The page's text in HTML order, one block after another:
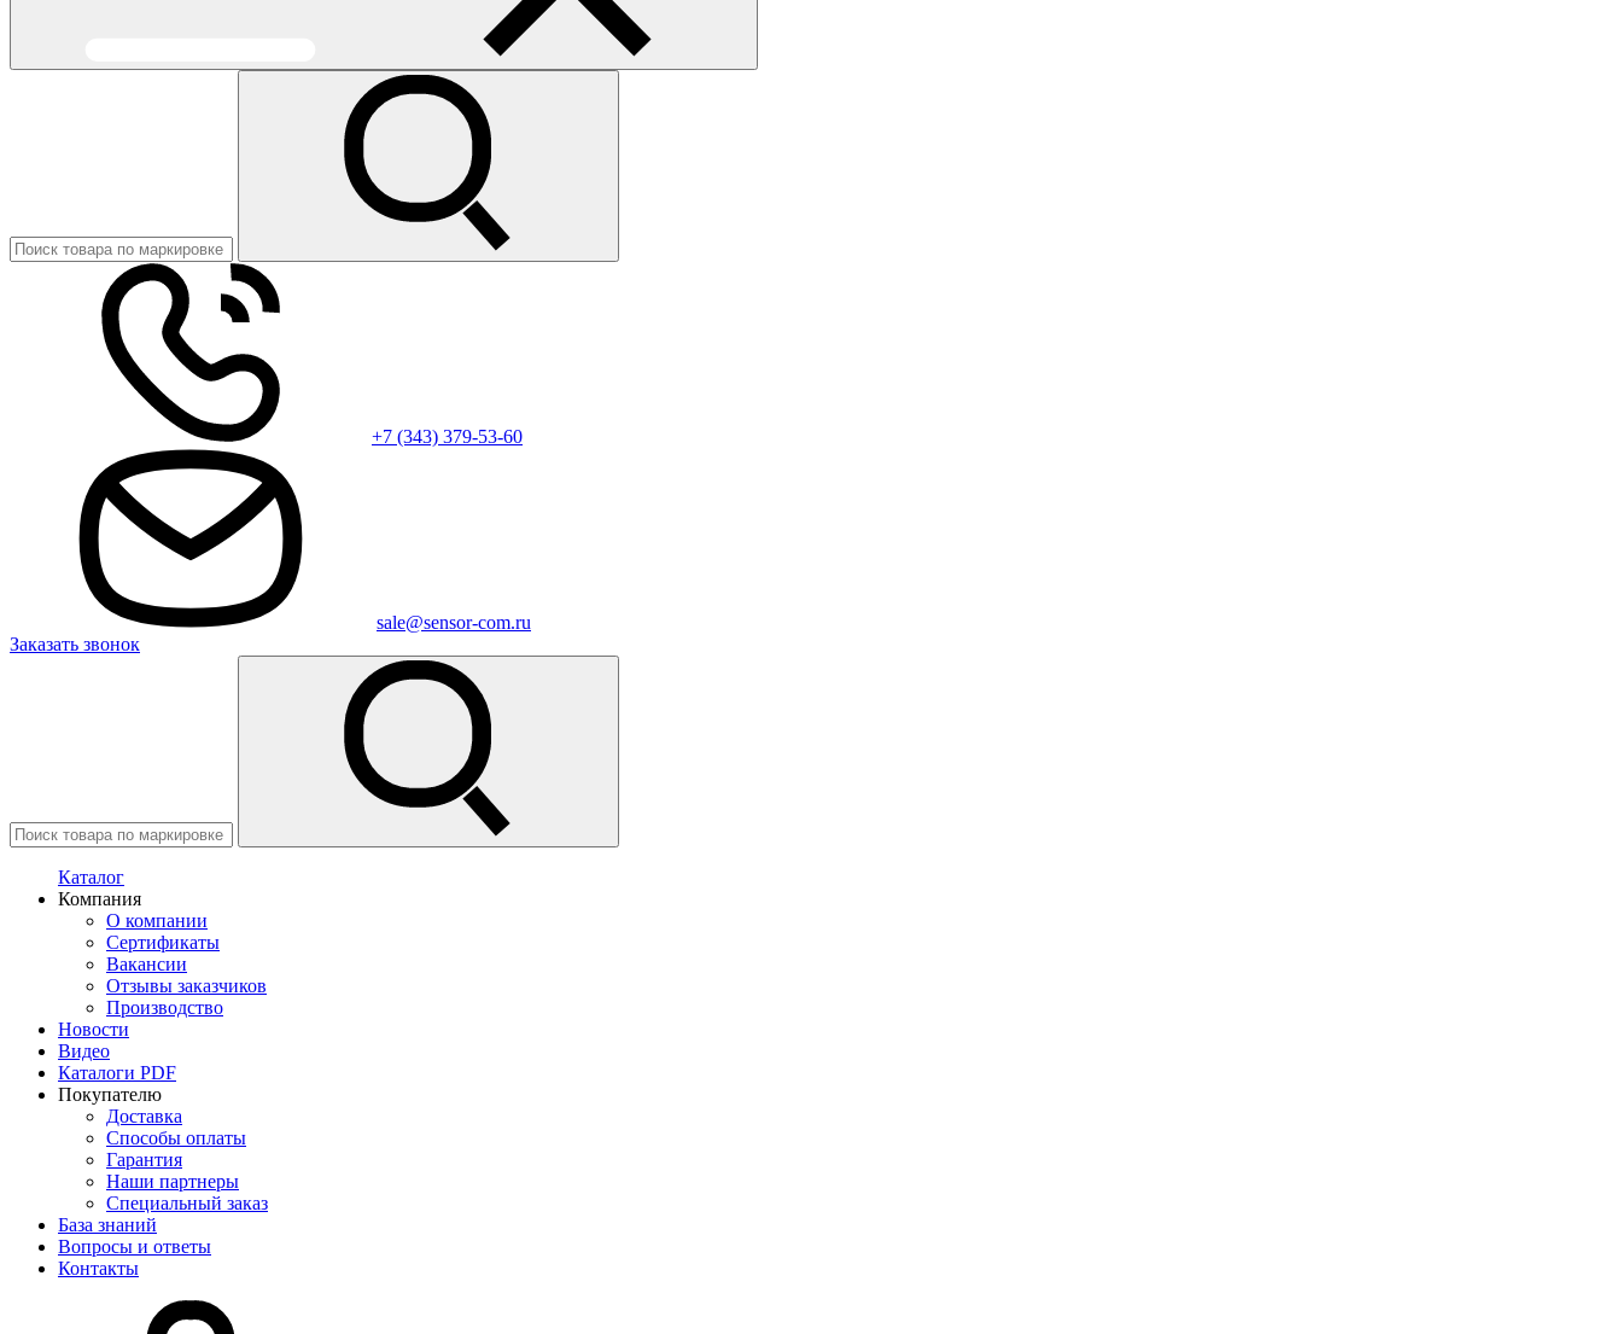
+7 (343) 379-53-60
sale@sensor-com.ru
Заказать звонок
Каталог
Компания
О компании
Сертификаты
Вакансии
Отзывы заказчиков
Производство
Новости
Видео
Каталоги PDF
Покупателю
Доставка
Способы оплаты
Гарантия
Наши партнеры
Специальный заказ
База знаний
Вопросы и ответы
Контакты